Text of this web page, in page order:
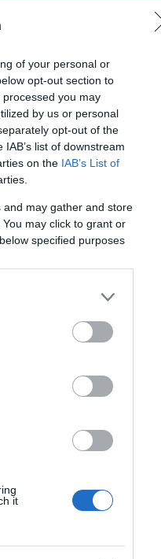
of your personal or
opt-out section to
you may
by us or personal
opt-out of the
list of downstream
on the IAB’s List of
may gather and store
may click to grant or
specified purposes
it
e